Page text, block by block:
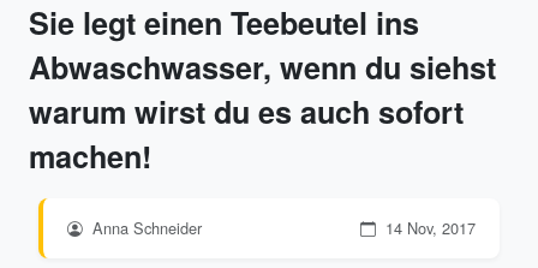
Sie legt einen Teebeutel ins
Abwaschwasser, wenn du siehst
warum wirst du es auch sofort
machen!
Anna Schneider 14 Nov, 2017